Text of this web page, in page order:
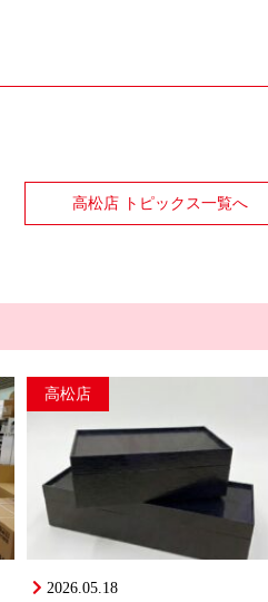
高松店 トピックス一覧へ
高松店
2026.05.18